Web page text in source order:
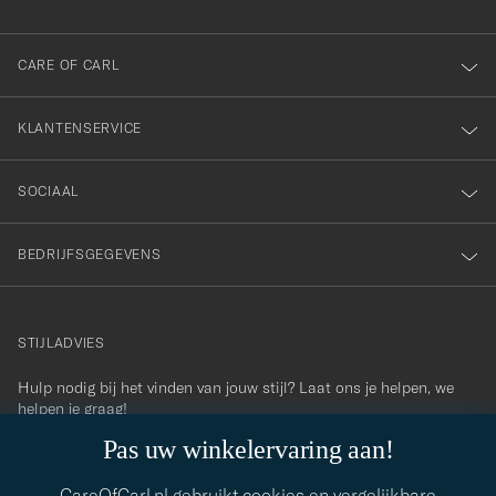
Pas uw winkelervaring aan!
onze
nieuwsbrief!
CARE OF CARL
KLANTENSERVICE
SOCIAAL
BEDRIJFSGEGEVENS
contact@careofcarl.com
STIJLADVIES
Hulp nodig bij het vinden van jouw stijl? Laat ons je helpen, we
helpen je graag!
STIJLADVIES